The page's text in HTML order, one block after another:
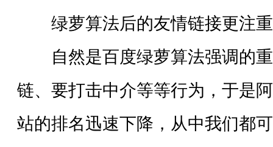
绿萝算法后的友情链接更注
自然是百度绿萝算法强调的重
链、要打击中介等等行为，于是
站的排名迅速下降，从中我们都